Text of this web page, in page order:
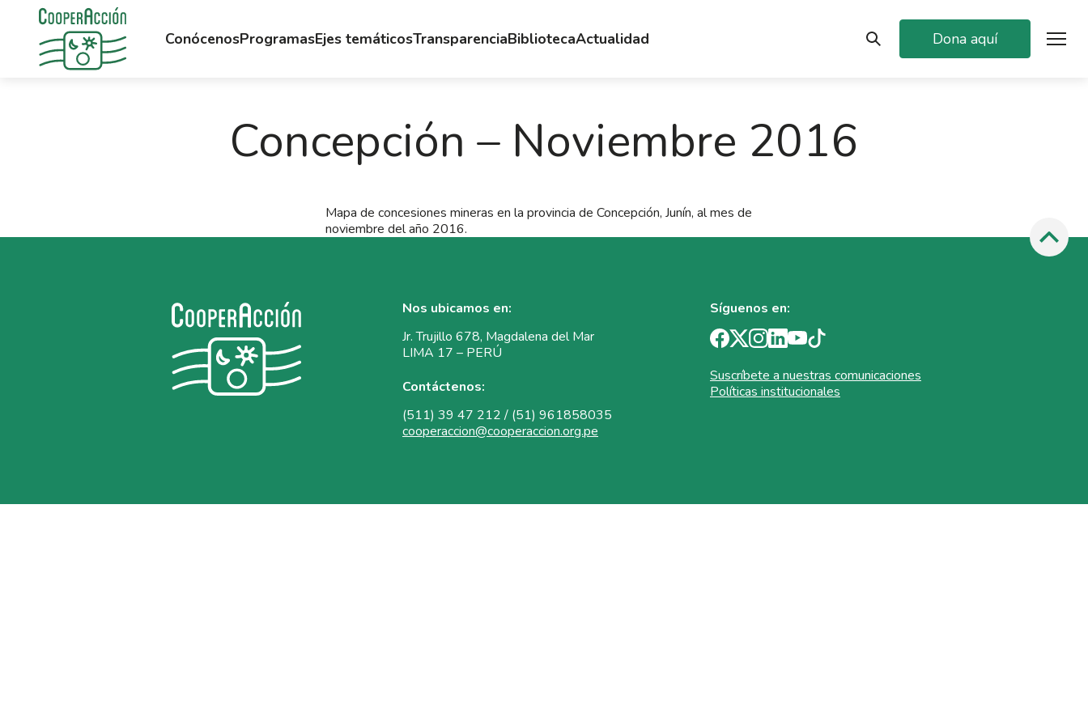
ConócenosProgramasEjes temáticosTransparenciaBibliotecaActualidad Dona aquí
Concepción – Noviembre 2016
Mapa de concesiones mineras en la provincia de Concepción, Junín, al mes de
noviembre del año 2016.
Nos ubicamos en:
Jr. Trujillo 678, Magdalena del Mar
LIMA 17 – PERÚ
Contáctenos:
(511) 39 47 212 / (51) 961858035
cooperaccion@cooperaccion.org.pe
Síguenos en:
Suscríbete a nuestras comunicaciones
Políticas institucionales